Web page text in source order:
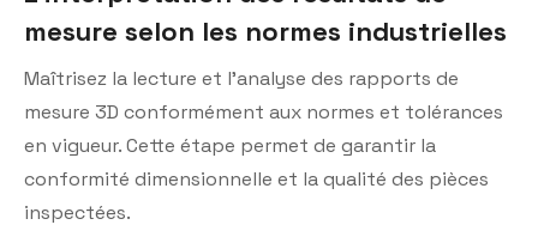
mesure selon les normes industrielles
Maîtrisez la lecture et l’analyse des rapports de
mesure 3D conformément aux normes et tolérances
en vigueur. Cette étape permet de garantir la
conformité dimensionnelle et la qualité des pièces
inspectées.